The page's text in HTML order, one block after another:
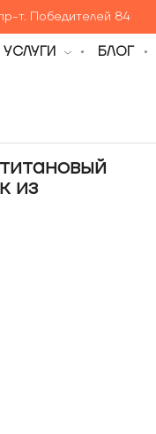
т. Победителей 84
УСЛУГИ БЛОГ
из